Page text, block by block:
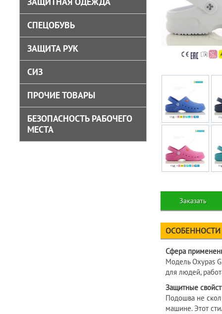
СПЕЦОБУВЬ
ЗАЩИТА РУК
СИЗ
ПРОЧИЕ ТОВАРЫ
БЕЗОПАСНОСТЬ РАБОЧЕГО
МЕСТА
Заказать
Сфера
Модель Oxypas
для людей,
Защитные
Подошва не
машине. Этот